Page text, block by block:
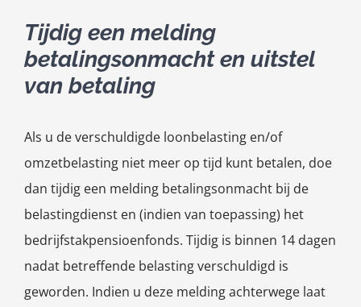
Tijdig een melding
betalingsonmacht en uitstel
van betaling
Als u de verschuldigde loonbelasting en/of
omzetbelasting niet meer op tijd kunt betalen, doe
dan tijdig een melding betalingsonmacht bij de
belastingdienst en (indien van toepassing) het
bedrijfstakpensioenfonds. Tijdig is binnen 14 dagen
nadat betreffende belasting verschuldigd is
geworden. Indien u deze melding achterwege laat